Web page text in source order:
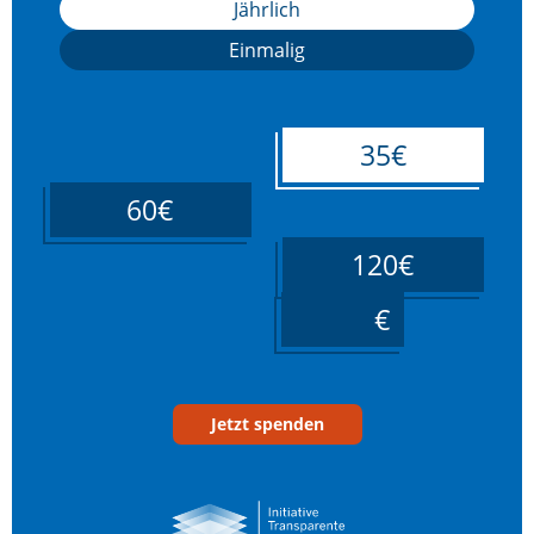
Jährlich
Einmalig
35€
60€
120€
Jetzt spenden